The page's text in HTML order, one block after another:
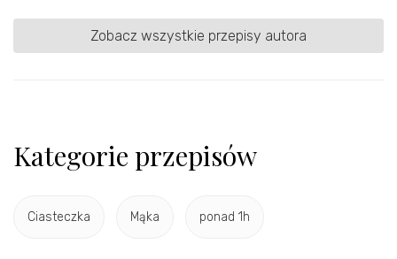
Zobacz wszystkie przepisy autora
Kategorie przepisów
Ciasteczka Mąka ponad 1h